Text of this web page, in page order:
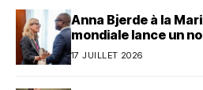
Anna Bjerde à la
mondiale lance un
avec le Bénin
17 JUILLET 2026